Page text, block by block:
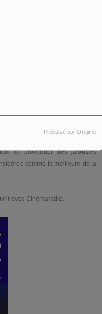
Propulsé par Orejime
un ballet sur la musique de
manque une interprète pour le
il découvre enfin l’oiseau rare
et la convoque pour un
va provoquer des jalousies
comme la meilleure de la
avec Cinémaradio.